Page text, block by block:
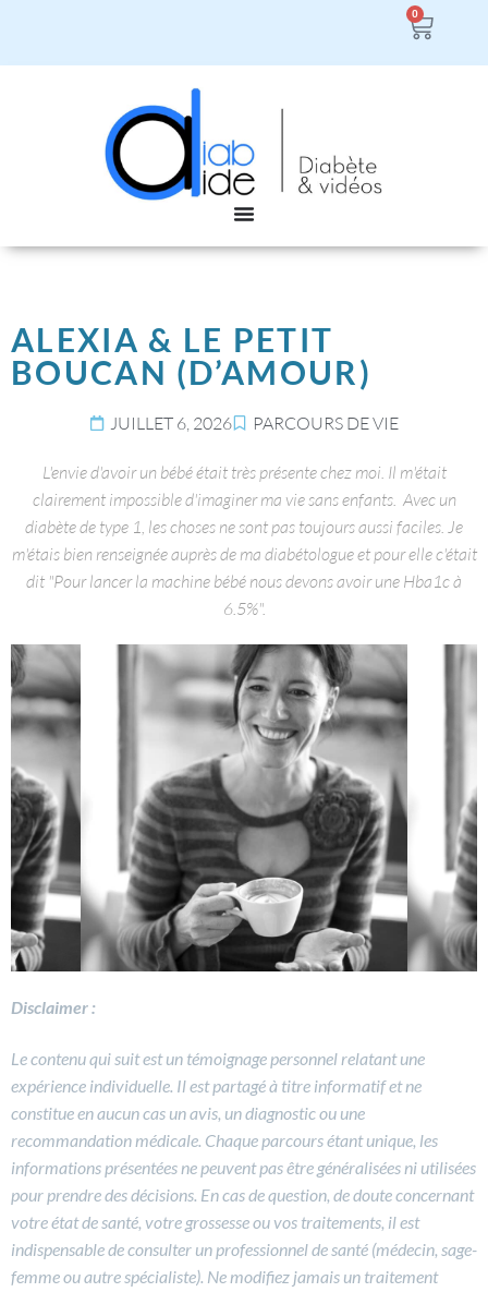
0
ALEXIA & LE PETIT
BOUCAN (D’AMOUR)
JUILLET 6, 2026 PARCOURS DE VIE
L'envie d'avoir un bébé était très présente chez moi. Il m'était
clairement impossible d'imaginer ma vie sans enfants. Avec un
diabète de type 1, les choses ne sont pas toujours aussi faciles. Je
m'étais bien renseignée auprès de ma diabétologue et pour elle c'était
dit "Pour lancer la machine bébé nous devons avoir une Hba1c à
6.5%".
Disclaimer :
Le contenu qui suit est un témoignage personnel relatant une
expérience individuelle. Il est partagé à titre informatif et ne
constitue en aucun cas un avis, un diagnostic ou une
recommandation médicale. Chaque parcours étant unique, les
informations présentées ne peuvent pas être généralisées ni utilisées
pour prendre des décisions. En cas de question, de doute concernant
votre état de santé, votre grossesse ou vos traitements, il est
indispensable de consulter un professionnel de santé (médecin, sage-
femme ou autre spécialiste). Ne modifiez jamais un traitement